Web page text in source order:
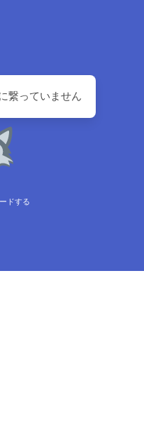
繋っていません
ドする